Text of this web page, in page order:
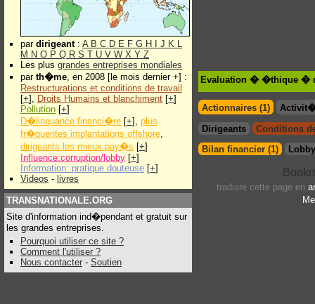
par dirigeant: A B C D E F G H J K L
M N O P Q R S T U V W X Y Z
Les plus grandes entreprises mondiales
par th�me, en 2008 [le mois dernier +] :
Restructurations et conditions de travail
[+], Droits Humains et blanchiment [+]
Pollution [+]
D�linquance financi�re [+], plus
fr�quentes implantations offshore,
dirigeants les mieux pay�s [+]
Influence:corruption/lobby [+]
Information: pratique douteuse [+]
Videos - livres
TRANSNATIONALE.ORG
Site d'information ind�pendant et gratuit sur
les grandes entreprises.
Pourquoi utiliser ce site ?
Comment l'utiliser ?
Nous contacter - Soutien
Evaluation � �thique �
Actionnaires (1)
Dirigeants
Conditions
Bilan financier (1)
traduire cette page en